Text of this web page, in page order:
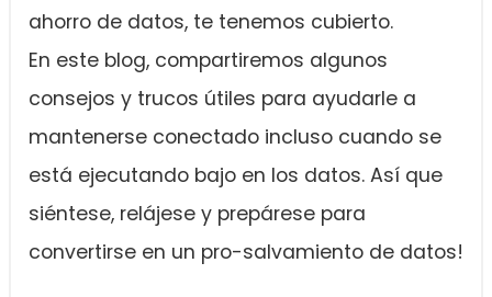
ahorro de datos, te tenemos cubierto.
En este blog, compartiremos algunos
consejos y trucos útiles para ayudarle a
mantenerse conectado incluso cuando se
está ejecutando bajo en los datos. Así que
siéntese, relájese y prepárese para
convertirse en un pro-salvamiento de datos!